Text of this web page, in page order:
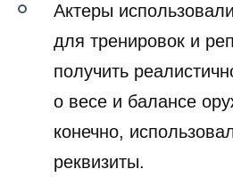
Актеры
для тренировок и
получить
о весе и балансе
конечно,
реквизиты.